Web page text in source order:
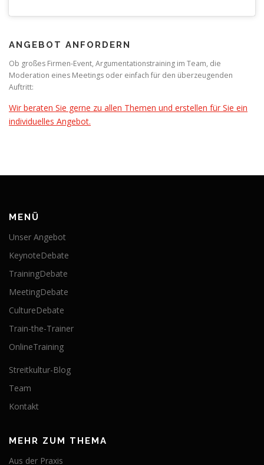
ANGEBOT ANFORDERN
Ob großes Firmen-Event, Argumentationstraining im Team, die
Moderation eines Meetings oder einfach für den überzeugenden
Auftritt:
Wir beraten Sie gerne zu allen Themen und erstellen für Sie ein
individuelles Angebot.
MENÜ
Unser Angebot
KeynoteDebate
TrainingDebate
MeetingDebate
CultureDebate
Train-the-Trainer
OnlineTraining
Streitkultur-Blog
Team
Kontakt
MEHR ZUM THEMA
Aus der Praxis